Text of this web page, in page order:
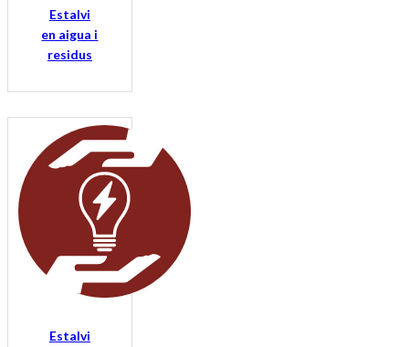
Estalvi
en aigua i
residus
Estalvi